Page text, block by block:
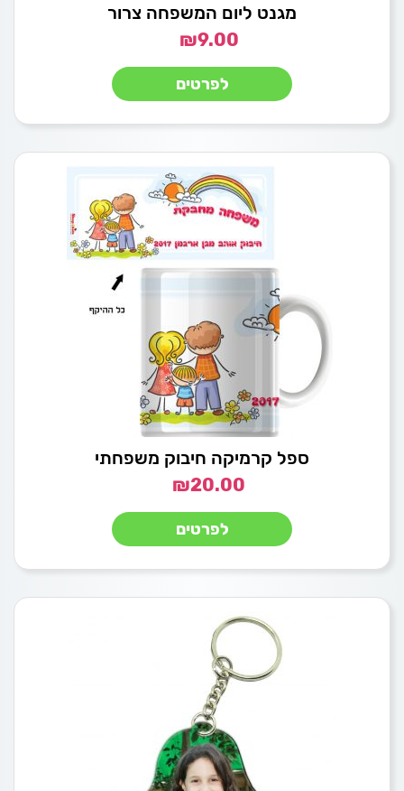
מגנט ליום המשפחה צרור
₪9.00
לפרטים
ספל קרמיקה חיבוק משפחתי
₪20.00
לפרטים